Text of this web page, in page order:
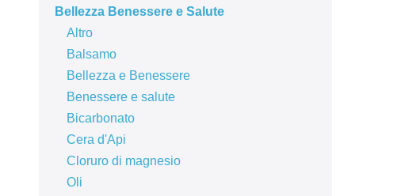
Bellezza Benessere e Salute
Altro
Balsamo
Bellezza e Benessere
Benessere e salute
Bicarbonato
Cera d'Api
Cloruro di magnesio
Oli